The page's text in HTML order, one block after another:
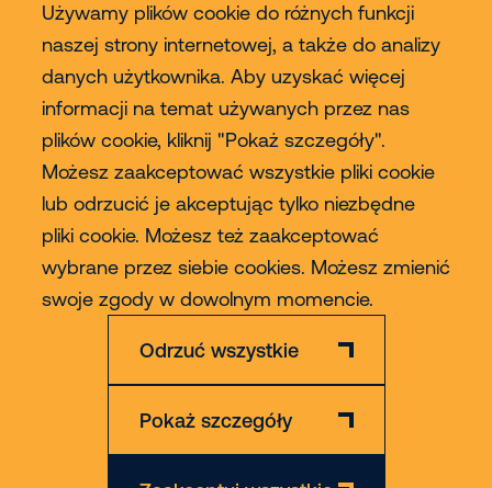
Używamy plików cookie do różnych funkcji
naszej strony internetowej, a także do analizy
danych użytkownika. Aby uzyskać więcej
informacji na temat używanych przez nas
plików cookie, kliknij "Pokaż szczegóły".
Możesz zaakceptować wszystkie pliki cookie
lub odrzucić je akceptując tylko niezbędne
pliki cookie. Możesz też zaakceptować
wybrane przez siebie cookies. Możesz zmienić
swoje zgody w dowolnym momencie.
Odrzuć wszystkie
Pokaż szczegóły
Usługi
Sprzedaż
Contact
Więcej